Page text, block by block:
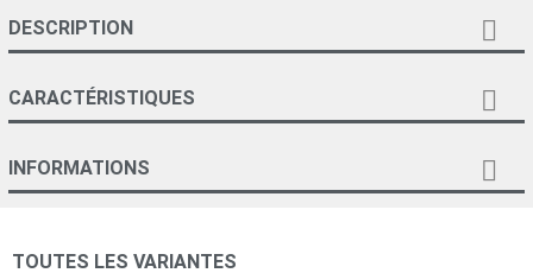
DESCRIPTION 
CARACTÉRISTIQUES 
INFORMATIONS 
TOUTES LES VARIANTES